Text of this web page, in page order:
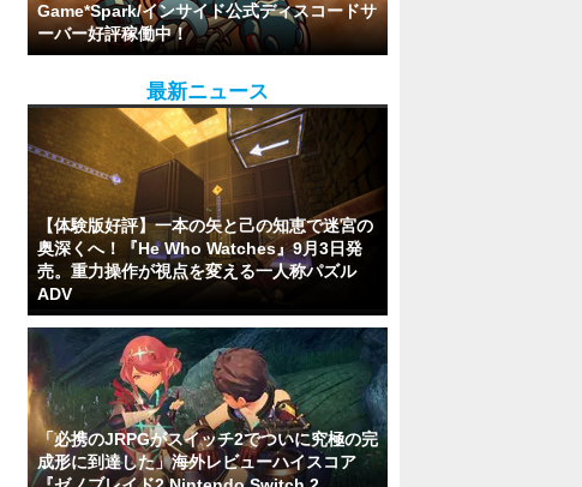
Game*Spark/インサイド公式ディスコードサ
ーバー好評稼働中！
最新ニュース
【体験版好評】一本の矢と己の知恵で迷宮の
奥深くへ！『He Who Watches』9月3日発
売。重力操作が視点を変える一人称パズル
ADV
「必携のJRPGがスイッチ2でついに究極の完
成形に到達した」海外レビューハイスコア